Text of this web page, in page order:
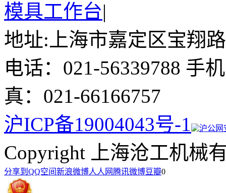
模具工作台|
地址:上海市嘉定区宝翔
电话：021-56339788 手
真：021-66166757
沪ICP备19004043号-1
沪公网
Copyright 上海沧工机械
分享到 QQ空间新浪微博人人网 腾讯微博豆瓣0